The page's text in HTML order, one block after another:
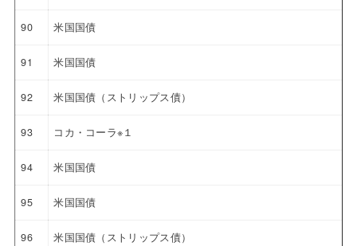
90 米国国債
91 米国国債
92 米国国債（ストリップス債）
93 コカ・コーラ※１
94 米国国債
95 米国国債
96 米国国債（ストリップス債）